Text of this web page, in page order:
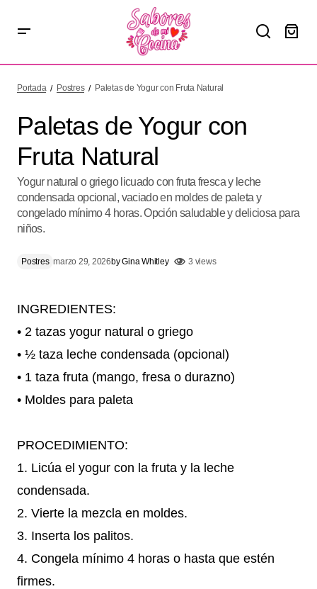
Portada Postres Paletas de Yogur con Fruta Natural
Paletas de Yogur con
Fruta Natural
Yogur natural o griego licuado con fruta fresca y leche
condensada opcional, vaciado en moldes de paleta y
congelado mínimo 4 horas. Opción saludable y deliciosa para
niños.
Postres marzo 29, 2026byGina Whitley 3 views
INGREDIENTES:
• 2 tazas yogur natural o griego
• ½ taza leche condensada (opcional)
• 1 taza fruta (mango, fresa o durazno)
• Moldes para paleta
PROCEDIMIENTO:
1. Licúa el yogur con la fruta y la leche
condensada.
2. Vierte la mezcla en moldes.
3. Inserta los palitos.
4. Congela mínimo 4 horas o hasta que estén
firmes.